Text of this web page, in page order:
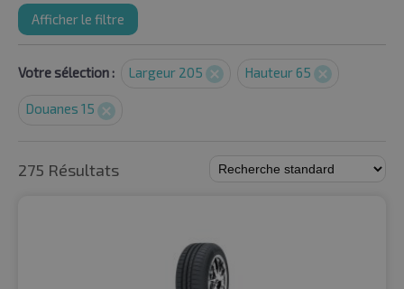
Afficher le filtre
Votre sélection : Largeur 205 Hauteur 65
Douanes 15
275 Résultats